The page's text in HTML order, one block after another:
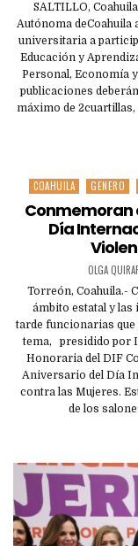
SALTILLO,
Autónoma deCoahuila
universitaria a
Educación y
Personal, Economía
publicaciones
máximo de
Posted
in
COAHUILA GENERO
Conmemoran
Día
OLGA
Torreón, Coahuila.-
ámbito estatal y
tarde funcionarias que
tema, presidido por
Honoraria del DIF
Aniversario del Día
contra las Mujeres.
de los